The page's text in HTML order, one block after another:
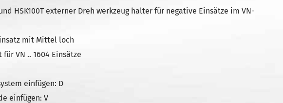
HSK100T externer Dreh werkzeug halter für negative Einsätze im VN-
mit Mittel loch
für VN .. 1604 Einsätze
einfügen: D
einfügen: V